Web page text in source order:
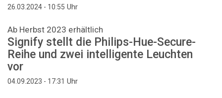
26.03.2024 - 10:55 Uhr
Ab Herbst 2023 erhältlich
Signify stellt die Philips-Hue-Secure-
Reihe und zwei intelligente Leuchten
vor
04.09.2023 - 17:31 Uhr